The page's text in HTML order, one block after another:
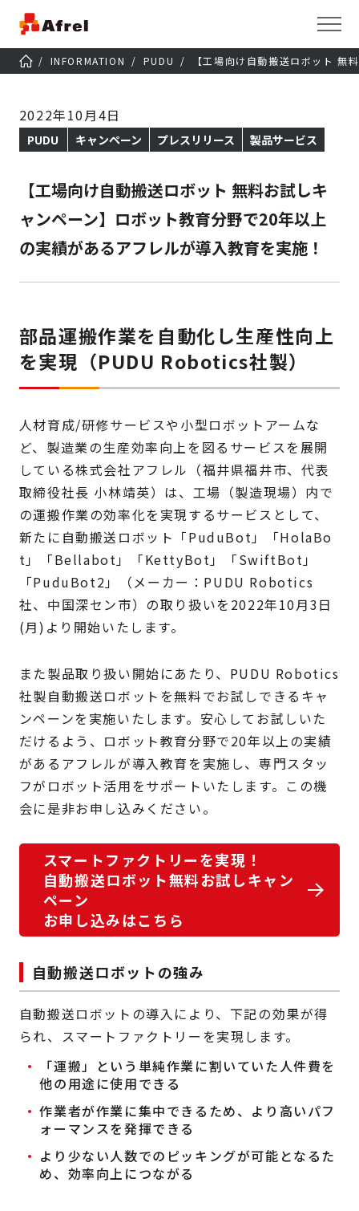
INFORMATION PUDU 【工場向け自動搬送ロボット 無
2022年10月4日
PUDU キャンペーン プレスリリース 製品サービス
【工場向け自動搬送ロボット 無料お試しキ
ャンペーン】ロボット教育分野で20年以上
の実績があるアフレルが導入教育を実施！
部品運搬作業を自動化し生産性向上
を実現（PUDU Robotics社製）
人材育成/研修サービスや小型ロボットアームな
ど、製造業の生産効率向上を図るサービスを展開
している株式会社アフレル（福井県福井市、代表
取締役社長 小林靖英）は、工場（製造現場）内で
の運搬作業の効率化を実現するサービスとして、
新たに自動搬送ロボット「PuduBot」「HolaBo
t」「Bellabot」「KettyBot」「SwiftBot」
「PuduBot2」（メーカー：PUDU Robotics
社、中国深セン市）の取り扱いを2022年10月3日
(月)より開始いたします。
また製品取り扱い開始にあたり、PUDU Robotics
社製自動搬送ロボットを無料でお試しできるキャ
ンペーンを実施いたします。安心してお試しいた
だけるよう、ロボット教育分野で20年以上の実績
があるアフレルが導入教育を実施し、専門スタッ
フがロボット活用をサポートいたします。この機
会に是非お申し込みください。
スマートファクトリーを実現！
自動搬送ロボット無料お試しキャン
ペーン
お申し込みはこちら
自動搬送ロボットの強み
自動搬送ロボットの導入により、下記の効果が得
られ、スマートファクトリーを実現します。
「運搬」という単純作業に割いていた人件費を
他の用途に使用できる
作業者が作業に集中できるため、より高いパフ
ォーマンスを発揮できる
より少ない人数でのピッキングが可能となるた
め、効率向上につながる